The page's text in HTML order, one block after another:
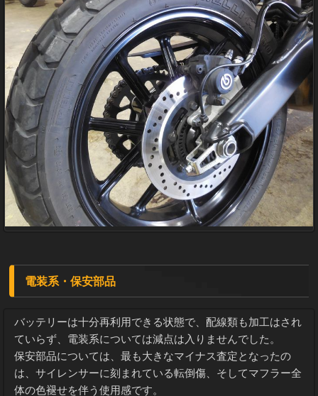
電装系・保安部品
バッテリーは十分再利用できる状態で、配線類も加工はされ
ていらず、電装系については減点は入りませんでした。
保安部品については、最も大きなマイナス査定となったの
は、サイレンサーに刻まれている転倒傷、そしてマフラー全
体の色褪せを伴う使用感です。